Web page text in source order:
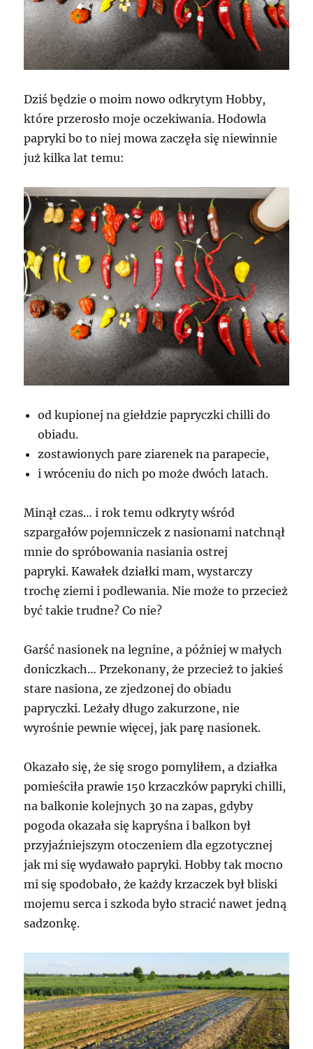
Dziś będzie o moim nowo odkrytym Hobby,
które przerosło moje oczekiwania. Hodowla
papryki bo to niej mowa zaczęła się niewinnie
już kilka lat temu:
od kupionej na giełdzie papryczki chilli do
obiadu.
zostawionych pare ziarenek na parapecie,
i wróceniu do nich po może dwóch latach.
Minął czas… i rok temu odkryty wśród
szpargałów pojemniczek z nasionami natchnął
mnie do spróbowania nasiania ostrej
papryki. Kawałek działki mam, wystarczy
trochę ziemi i podlewania. Nie może to przecież
być takie trudne? Co nie?
Garść nasionek na legnine, a później w małych
doniczkach… Przekonany, że przecież to jakieś
stare nasiona, ze zjedzonej do obiadu
papryczki. Leżały długo zakurzone, nie
wyrośnie pewnie więcej, jak parę nasionek.
Okazało się, że się srogo pomyliłem, a działka
pomieściła prawie 150 krzaczków papryki chilli,
na balkonie kolejnych 30 na zapas, gdyby
pogoda okazała się kapryśna i balkon był
przyjaźniejszym otoczeniem dla egzotycznej
jak mi się wydawało papryki. Hobby tak mocno
mi się spodobało, że każdy krzaczek był bliski
mojemu serca i szkoda było stracić nawet jedną
sadzonkę.